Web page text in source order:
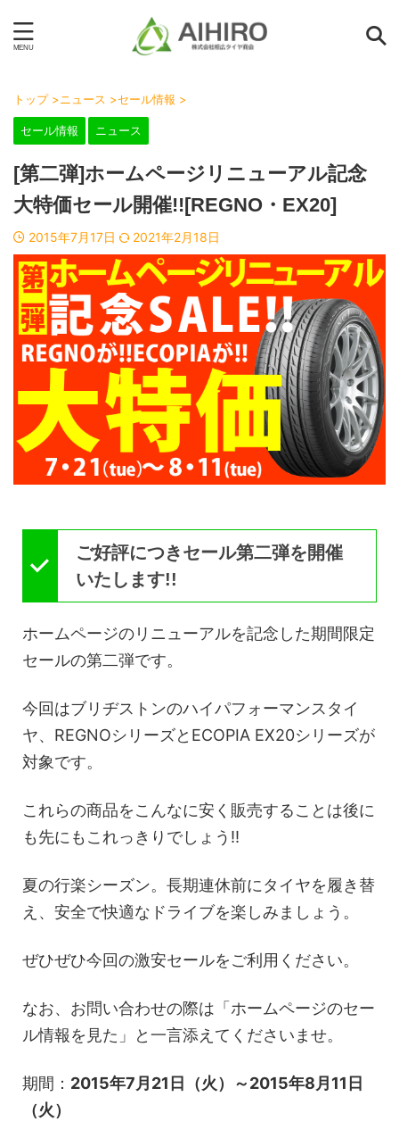
トップ >ニュース >セール情報 >
セール情報 ニュース
[第二弾]ホームページリニューアル記念
大特価セール開催!![REGNO・EX20]
2015年7月17日 2021年2月18日
ご好評につきセール第二弾を開催
いたします!!
ホームページのリニューアルを記念した期間限定
セールの第二弾です。
今回はブリヂストンのハイパフォーマンスタイ
ヤ、REGNOシリーズとECOPIA EX20シリーズが
対象です。
これらの商品をこんなに安く販売することは後に
も先にもこれっきりでしょう!!
夏の行楽シーズン。長期連休前にタイヤを履き替
え、安全で快適なドライブを楽しみましょう。
ぜひぜひ今回の激安セールをご利用ください。
なお、お問い合わせの際は「ホームページのセー
ル情報を見た」と一言添えてくださいませ。
期間： 2015年7月21日（火）～2015年8月11日
（火）